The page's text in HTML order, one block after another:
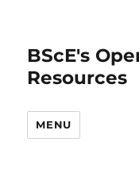
BScE's
Resources
MENU